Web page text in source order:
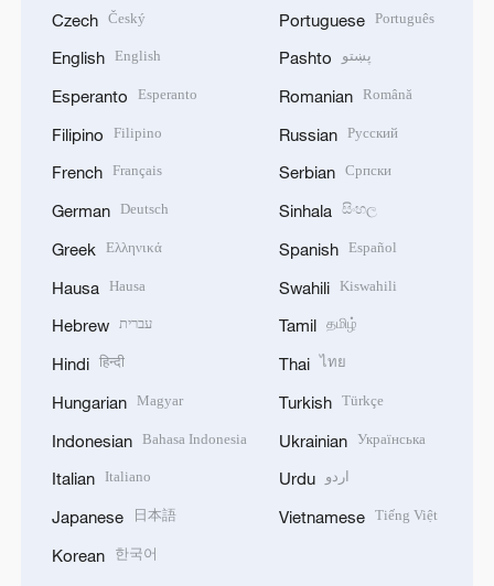
Czech Český
English English
Esperanto Esperanto
Filipino Filipino
French Français
German Deutsch
Greek Ελληνικά
Hausa Hausa
Hebrew עברית
Hindi हिन्दी
Hungarian Magyar
Indonesian Bahasa Indonesia
Italian Italiano
Japanese 日本語
Korean 한국어
Portuguese Português
Pashto پښتو
Romanian Română
Russian Русский
Serbian Српски
Sinhala සිංහල
Spanish Español
Swahili Kiswahili
Tamil தமிழ்
Thai ไทย
Turkish Türkçe
Ukrainian Українська
Urdu اردو
Vietnamese Tiếng Việt